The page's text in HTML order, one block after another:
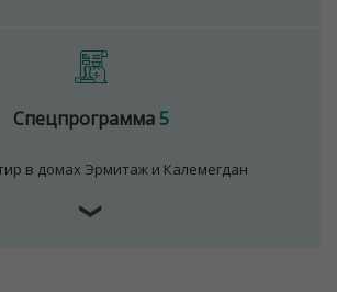
Спецпрограмма5
в домах Эрмитаж и Калемегдан
❯
удобства пользователей сайта